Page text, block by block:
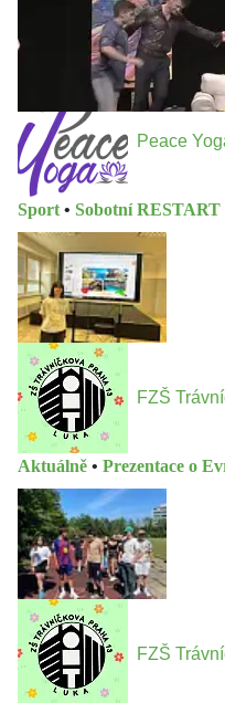
Peace
Sport • Sobotní RESTART
FZŠ
Aktuálně • Prezentace o
FZŠ